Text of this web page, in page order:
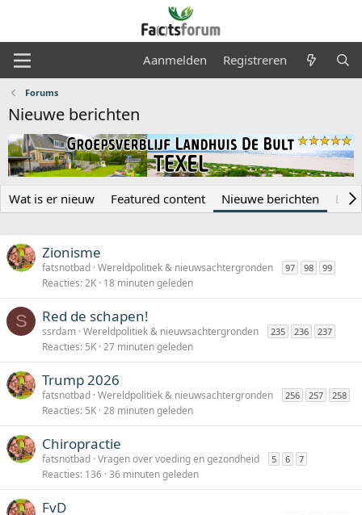
Aanmelden Registreren
Forums
Nieuwe berichten
Wat is er nieuw Featured content Nieuwe berichten
Zionisme
fatsnotbad Wereldpolitiek & nieuwsachtergronden 97 98 99
Reacties 2K 18 minuten geleden
S Red de schapen!
ssrdam Wereldpolitiek & nieuwsachtergronden 235 236 237
Reacties 5K 27 minuten geleden
Trump 2026
fatsnotbad Wereldpolitiek & nieuwsachtergronden 256 257 258
Reacties 5K 28 minuten geleden
Chiropractie
fatsnotbad Vragen over voeding en gezondheid 5 6 7
Reacties 136 36 minuten geleden
FvD